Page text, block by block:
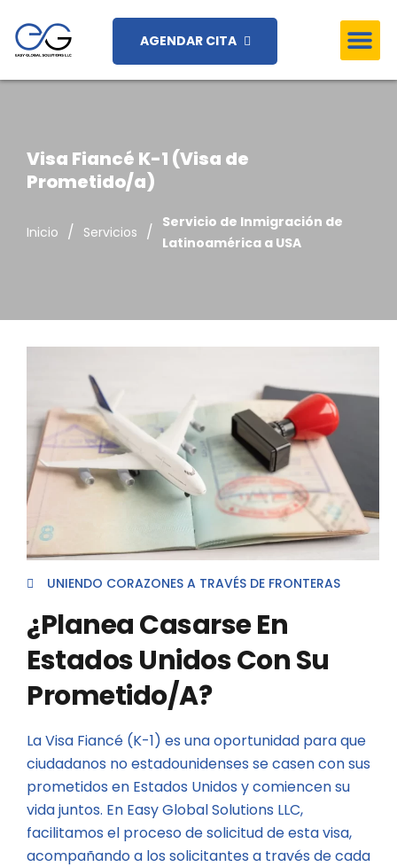
AGENDAR CITA
Visa Fiancé K-1 (Visa de
Prometido/a)
Inicio / Servicios / Servicio de Inmigración de
Latinoamérica a USA
UNIENDO CORAZONES A TRAVÉS DE FRONTERAS
¿Planea Casarse En
Estados Unidos Con Su
Prometido/A?
La Visa Fiancé (K-1) es una oportunidad para que
ciudadanos no estadounidenses se casen con sus
prometidos en Estados Unidos y comiencen su
vida juntos. En Easy Global Solutions LLC,
facilitamos el proceso de solicitud de esta visa,
acompañando a los solicitantes a través de cada